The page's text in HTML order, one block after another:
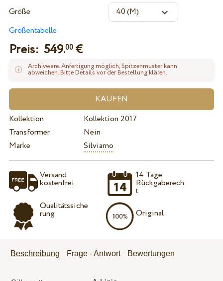
Größe
Größentabelle
Preis: 549.00€
Archivware. Anfertigung möglich, Spitzenmuster kann
abweichen. Bitte Details vor der Bestellung klären.
Kollektion
Kollektion 2017
Transformer
Nein
Marke
Silviamo
Versand
kostenfrei
Qualitätssiche
rung
14 Tage
Rückgaberech
t
Original
Beschreibung Frage - Antwort Bewertungen